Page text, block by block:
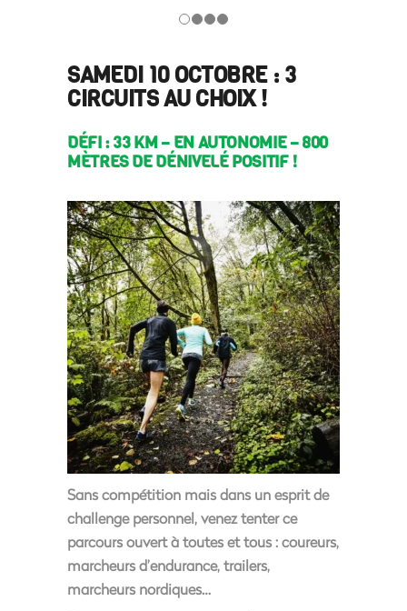
SAMEDI 10 OCTOBRE : 3
CIRCUITS AU CHOIX !
DÉFI : 33 KM – EN AUTONOMIE – 800
MÈTRES DE DÉNIVELÉ POSITIF !
Sans compétition mais dans un esprit de
challenge personnel, venez tenter ce
parcours ouvert à toutes et tous : coureurs,
marcheurs d’endurance, trailers,
marcheurs nordiques…